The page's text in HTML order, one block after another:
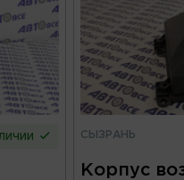
СЫЗРАНЬ
Корпус